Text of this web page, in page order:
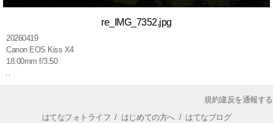
re_IMG_7352.jpg
20260419
Canon EOS Kiss X4
18.00mm f/3.50
規約違反を通報する
はてなフォトライフ / はじめての方へ/ はてなブログ